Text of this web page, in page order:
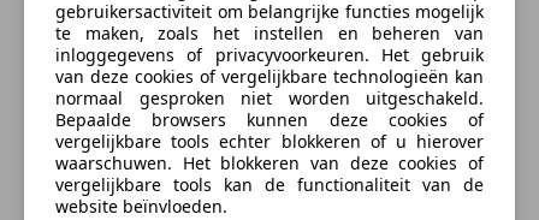
Ik ontvang graag aanbiedingen en nieuws afgestemd op mijn
interesses van AutoScout24 Nederland B.V. via e-mail. Ik kan
dezetoestemming
op elk gewenst moment intrekken voor
toekomstige verwerkingen. Meer informatie over hoe
AutoScout24 jouw gegevens verzamelt en verwerkt staat
omschreven in deprivacyverklaringvan AutoScout24.
gebruikersactiviteit om belangrijke functies mogelijk
te maken, zoals het instellen en beheren van
inloggegevens of privacyvoorkeuren. Het gebruik
van deze cookies of vergelijkbare technologieën kan
normaal gesproken niet worden uitgeschakeld.
Bepaalde browsers kunnen deze cookies of
vergelijkbare tools echter blokkeren of u hierover
waarschuwen. Het blokkeren van deze cookies of
vergelijkbare tools kan de functionaliteit van de
website beïnvloeden.